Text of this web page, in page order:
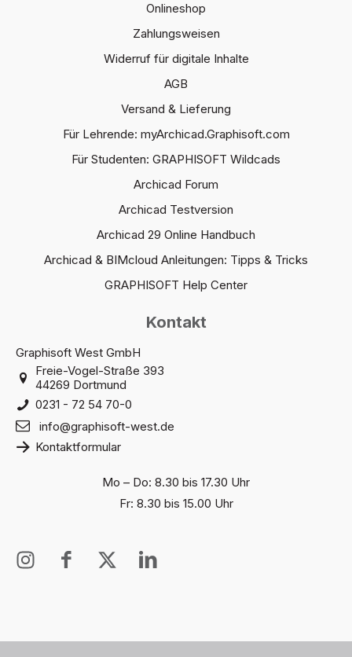
Onlineshop
Zahlungsweisen
Widerruf für digitale Inhalte
AGB
Versand & Lieferung
Für Lehrende: myArchicad.Graphisoft.com
Für Studenten: GRAPHISOFT Wildcads
Archicad Forum
Archicad Testversion
Archicad 29 Online Handbuch
Archicad & BIMcloud Anleitungen: Tipps & Tricks
GRAPHISOFT Help Center
Kontakt
Graphisoft West GmbH
Freie-Vogel-Straße 393
44269 Dortmund
0231 - 72 54 70-0
info@graphisoft-west.de
Kontaktformular
Mo – Do: 8.30 bis 17.30 Uhr
Fr: 8.30 bis 15.00 Uhr
I
a
I
-
X
t
I
-